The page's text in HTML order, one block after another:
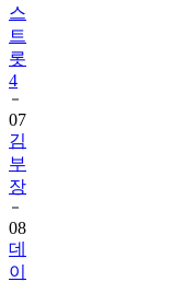
스
트
롯
4
07
김
부
장
08
데
이